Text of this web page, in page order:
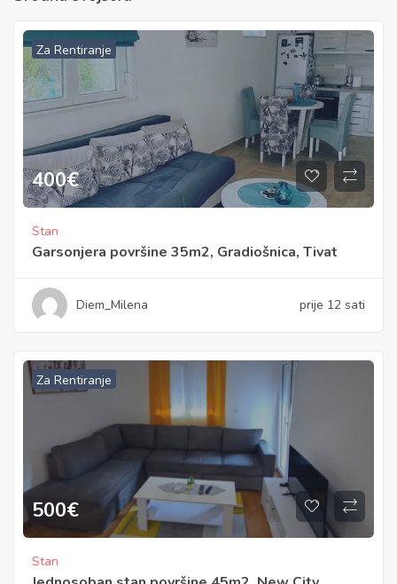
Za Rentiranje
400€
Stan
Garsonjera površine 35m2, Gradiošnica, Tivat
Diem_Milena prije 12 sati
Za Rentiranje
500€
Stan